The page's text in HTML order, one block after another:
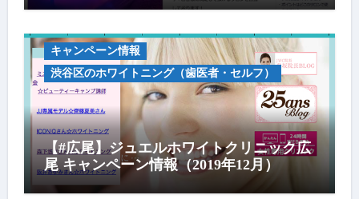
キャンペーン情報
渋谷区のホワイトニング（歯医者・セルフ）
【#広尾】ジュエルホワイトクリニック広
尾 キャンペーン情報（2019年12月）